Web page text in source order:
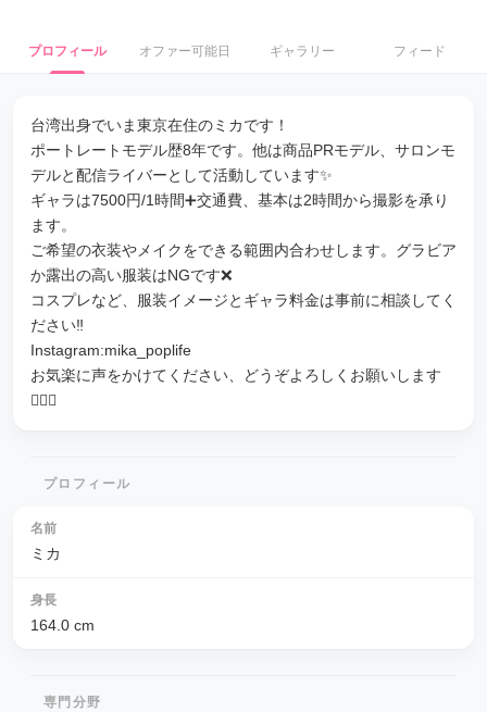
プロフィール オファー可能日 ギャラリー フィード
台湾出身でいま東京在住のミカです！
ポートレートモデル歴8年です。他は商品PRモデル、サロンモ
デルと配信ライバーとして活動しています✨
ギャラは7500円/1時間➕交通費、基本は2時間から撮影を承り
ます。
ご希望の衣装やメイクをできる範囲内合わせします。グラビア
か露出の高い服装はNGです❌
コスプレなど、服装イメージとギャラ料金は事前に相談してく
ださい‼️
Instagram:mika_poplife
お気楽に声をかけてください、どうぞよろしくお願いします
🙇🏻‍♀️
プロフィール
名前
ミカ
身長
164.0 cm
専門分野